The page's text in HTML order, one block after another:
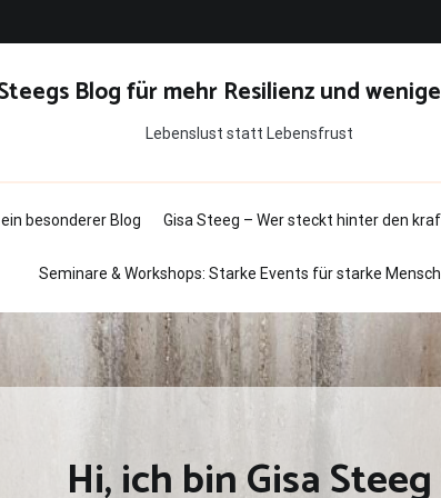
Blog für mehr Resilienz und
Lebenslust statt Lebensfrust
besonderer Blog Gisa Steeg – Wer steckt hinter den
Seminare & Workshops: Starke Events für starke
Hi, ich bin Gisa Steeg